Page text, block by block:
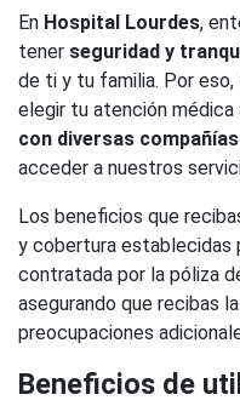
En Hospital Lourdes,
tener seguridad y
de ti y tu familia. Por
elegir tu atención
con diversas
acceder a nuestros
Los beneficios que
y cobertura establecidas
contratada por la póliza
asegurando que recibas
preocupaciones
Beneficios de